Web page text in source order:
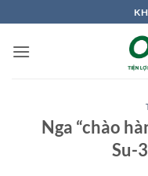
qua
nội
Nga “chào
Su-